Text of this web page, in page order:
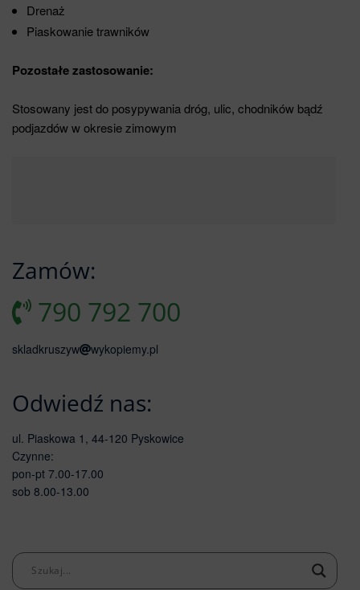
Drenaż
Piaskowanie trawników
Pozostałe zastosowanie:
Stosowany jest do posypywania dróg, ulic, chodników bądź
podjazdów w okresie zimowym
Zamów:
790 792 700
skladkruszyw wykopiemy.pl
Odwiedź nas:
ul. Piaskowa 1, 44-120 Pyskowice
Czynne:
pon-pt 7.00-17.00
sob 8.00-13.00